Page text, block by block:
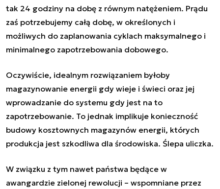
tak 24 godziny na dobę z równym natężeniem. Prądu
zaś potrzebujemy całą dobę, w określonych i
możliwych do zaplanowania cyklach maksymalnego i
minimalnego zapotrzebowania dobowego.
Oczywiście, idealnym rozwiązaniem byłoby
magazynowanie energii gdy wieje i świeci oraz jej
wprowadzanie do systemu gdy jest na to
zapotrzebowanie. To jednak implikuje konieczność
budowy kosztownych magazynów energii, których
produkcja jest szkodliwa dla środowiska. Ślepa uliczka.
W związku z tym nawet państwa będące w
awangardzie zielonej rewolucji – wspomniane przez